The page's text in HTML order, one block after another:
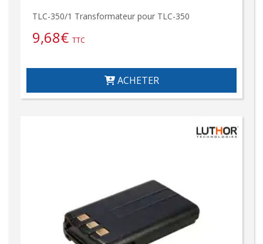
TLC-350/1 Transformateur pour TLC-350
9,68€ TTC
ACHETER